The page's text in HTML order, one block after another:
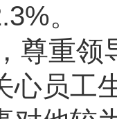
。
尊重
心员工